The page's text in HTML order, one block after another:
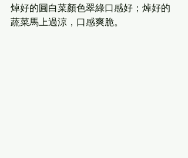
焯好的圓白菜顏色翠綠口感好；焯好的
蔬菜馬上過涼，口感爽脆。